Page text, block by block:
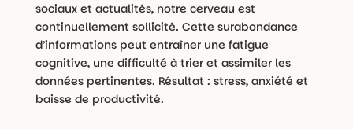
sociaux et actualités, notre cerveau est
continuellement sollicité. Cette surabondance
d’informations peut entraîner une fatigue
cognitive, une difficulté à trier et assimiler les
données pertinentes. Résultat : stress, anxiété et
baisse de productivité.